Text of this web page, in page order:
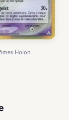
Holon